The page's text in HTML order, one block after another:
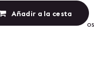
Añadir a lista de
Añadir a la cesta